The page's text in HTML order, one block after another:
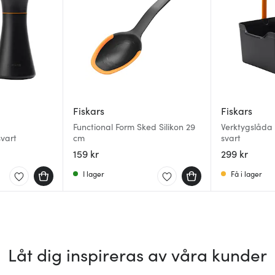
Fiskars
Functional Form Sked Silikon 29
cm
159 kr
I lager
Fiskars
Verktygslåda
svart
299 kr
Få i lager
Låt dig inspireras av våra kunder